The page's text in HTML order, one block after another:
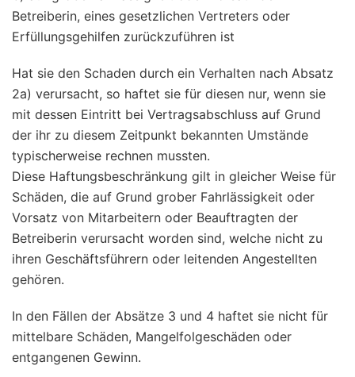
Betreiberin, eines gesetzlichen Vertreters oder
Erfüllungsgehilfen zurückzuführen ist
Hat sie den Schaden durch ein Verhalten nach Absatz
2a) verursacht, so haftet sie für diesen nur, wenn sie
mit dessen Eintritt bei Vertragsabschluss auf Grund
der ihr zu diesem Zeitpunkt bekannten Umstände
typischerweise rechnen mussten.
Diese Haftungsbeschränkung gilt in gleicher Weise für
Schäden, die auf Grund grober Fahrlässigkeit oder
Vorsatz von Mitarbeitern oder Beauftragten der
Betreiberin verursacht worden sind, welche nicht zu
ihren Geschäftsführern oder leitenden Angestellten
gehören.
In den Fällen der Absätze 3 und 4 haftet sie nicht für
mittelbare Schäden, Mangelfolgeschäden oder
entgangenen Gewinn.